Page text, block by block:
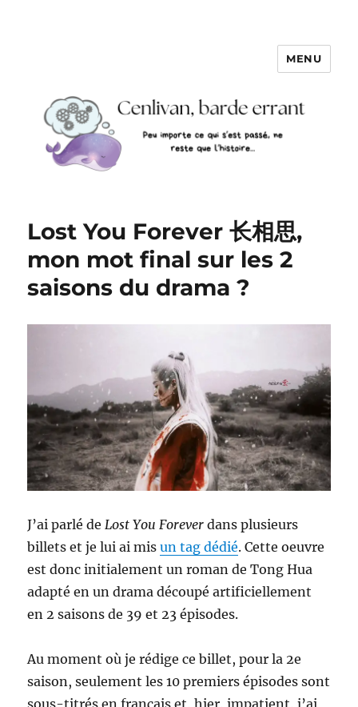
MENU
Lost You Forever 长相思,
mon mot final sur les 2
saisons du drama ?
J’ai parlé de Lost You Forever dans plusieurs
billets et je lui ai misun tag dédié. Cette oeuvre
est donc initialement un roman de Tong Hua
adapté en un drama découpé artificiellement
en 2 saisons de 39 et 23 épisodes.
Au moment où je rédige ce billet, pour la 2e
saison, seulement les 10 premiers épisodes sont
sous-titrés en français et, hier, impatient, j’ai